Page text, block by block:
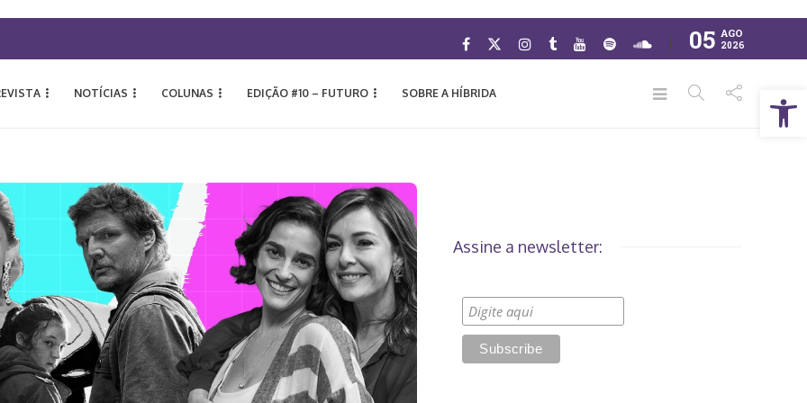
Abrir a barra de ferramentas
05 AGO
2026
NOTÍCIAS COLUNAS EDIÇÃO #10 – FUTURO SOBRE A HÍBRIDA
Assine a newsletter: